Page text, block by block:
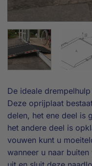
De ideale
Deze oprijplaat
delen, het ene deel is
het andere deel is
vouwen kunt u
wanneer u naar